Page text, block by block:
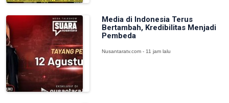
Media di Indonesia Terus
Bertambah, Kredibilitas Menjadi
Pembeda
Nusantaratv.com - 11 jam lalu